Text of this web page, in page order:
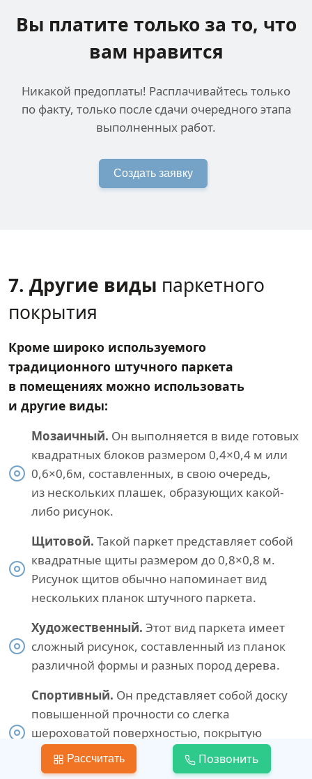
Вы платите только за то, что
вам нравится
Никакой предоплаты! Расплачивайтесь только
по факту, только после сдачи очередного этапа
выполненных работ.
Создать заявку
7. Другие виды паркетного
покрытия
Кроме широко используемого
традиционного штучного паркета
в помещениях можно использовать
и другие виды:
Мозаичный. Он выполняется в виде готовых
квадратных блоков размером 0,4×0,4 м или
0,6×0,6м, составленных, в свою очередь,
из нескольких плашек, образующих какой-
либо рисунок.
Щитовой. Такой паркет представляет собой
квадратные щиты размером до 0,8×0,8 м.
Рисунок щитов обычно напоминает вид
нескольких планок штучного паркета.
Художественный. Этот вид паркета имеет
сложный рисунок, составленный из планок
различной формы и разных пород дерева.
Спортивный. Он представляет собой доску
повышенной прочности со слегка
шероховатой поверхностью, покрытую
специальным спортивным лаком или
маслом.
Рассчитать Позвонить